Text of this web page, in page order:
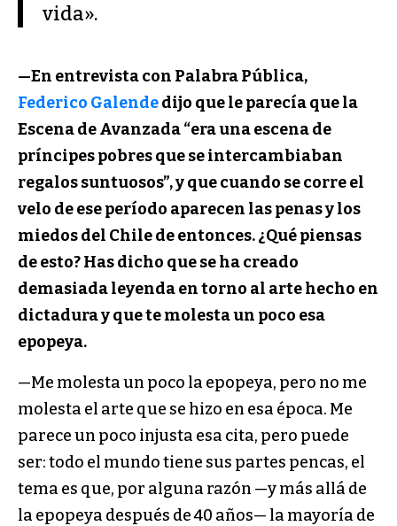
vida».
—En entrevista con Palabra Pública,
Federico Galendedijo que le parecía que la
Escena de Avanzada “era una escena de
príncipes pobres que se intercambiaban
regalos suntuosos”, y que cuando se corre el
velo de ese período aparecen las penas y los
miedos del Chile de entonces. ¿Qué piensas
de esto? Has dicho que se ha creado
demasiada leyenda en torno al arte hecho en
dictadura y que te molesta un poco esa
epopeya.
—Me molesta un poco la epopeya, pero no me
molesta el arte que se hizo en esa época. Me
parece un poco injusta esa cita, pero puede
ser: todo el mundo tiene sus partes pencas, el
tema es que, por alguna razón —y más allá de
la epopeya después de 40 años— la mayoría de